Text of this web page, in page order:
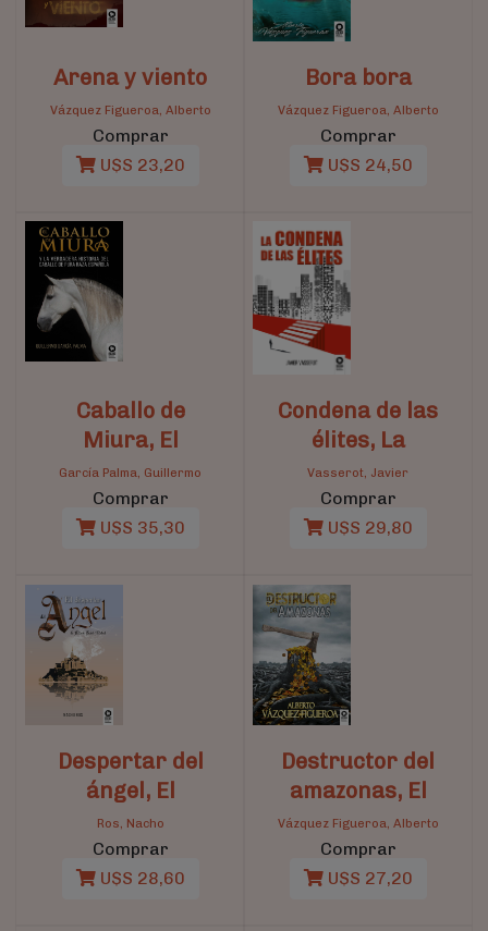
Arena y viento
Vázquez Figueroa, Alberto
Comprar
U$S 23,20
Bora bora
Vázquez Figueroa, Alberto
Comprar
U$S 24,50
Caballo de
Miura, El
García Palma, Guillermo
Comprar
U$S 35,30
Condena de las
élites, La
Vasserot, Javier
Comprar
U$S 29,80
Despertar del
ángel, El
Ros, Nacho
Comprar
U$S 28,60
Destructor del
amazonas, El
Vázquez Figueroa, Alberto
Comprar
U$S 27,20